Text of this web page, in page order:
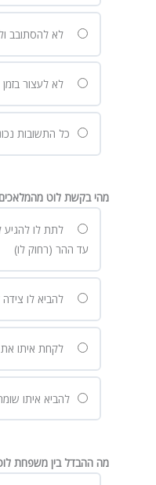
לא להסתובב
לא לעצור
כל התשובות
מהי בקשת לוט
לתת לו
עד ההר (רחוק לו)
להביא לו
לקחת איתו
להביא איתו
מה ההבדל בין משפחת